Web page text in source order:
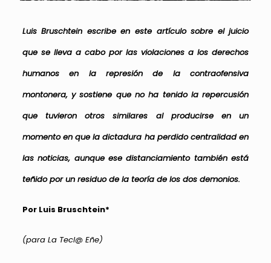
Luis Bruschtein escribe en este artículo sobre el juicio
que se lleva a cabo por las violaciones a los derechos
humanos en la represión de la contraofensiva
montonera, y sostiene que no ha tenido la repercusión
que tuvieron otros similares al producirse en un
momento en que la dictadura ha perdido centralidad en
las noticias, aunque ese distanciamiento también está
teñido por un residuo de la teoría de los dos demonios.
Por Luis Bruschtein*
(para La Tecl@ Eñe)